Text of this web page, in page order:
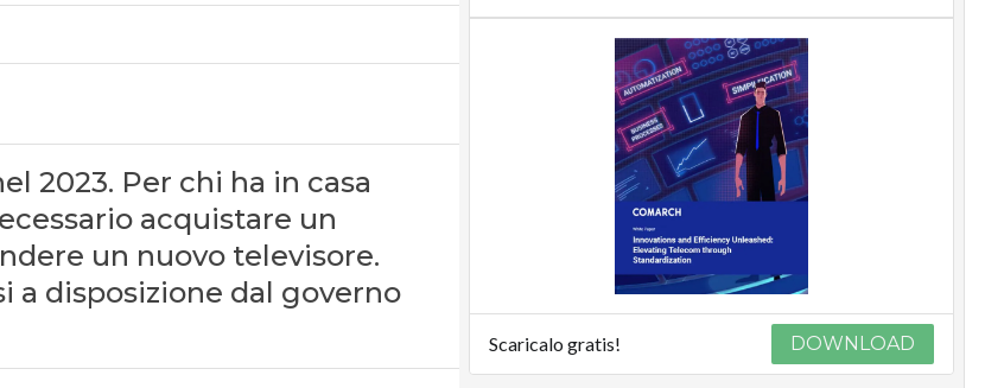
2023. Per chi ha in casa
acquistare un
un nuovo televisore.
a disposizione dal governo
Scaricalo gratis! DOWNLOAD